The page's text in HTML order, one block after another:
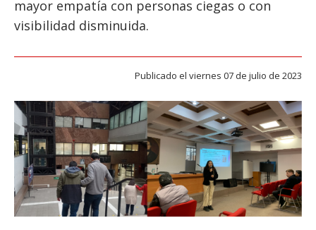
mayor empatía con personas ciegas o con
visibilidad disminuida.
Publicado el viernes 07 de julio de 2023